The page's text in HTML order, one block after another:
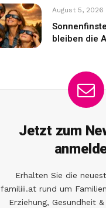
August 5, 2026
bleiben die
Jetzt zum
Erhalten Sie die
familiii.at rund um
Erziehung, Gesundheit